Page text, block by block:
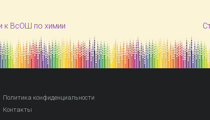
к ВсОШ по химии
Политика конфиденциальности
Контакты